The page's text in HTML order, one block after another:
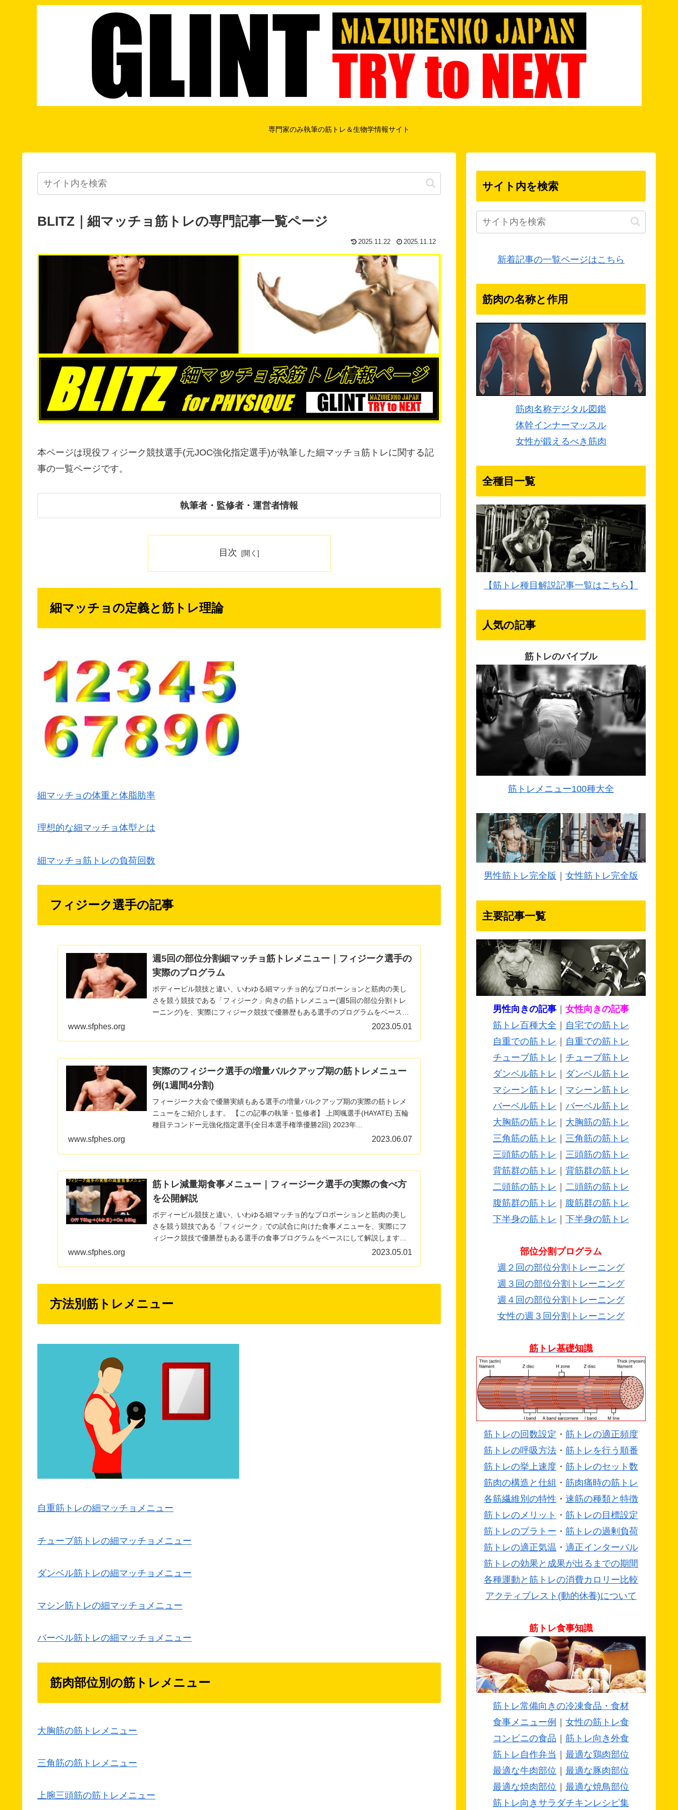
専門家のみ執筆の筋トレ＆生物学情報サイト
BLITZ｜細マッチョ筋トレの専門記事一覧ページ
2025.11.22 2025.11.12
本ページは現役フィジーク競技選手(元JOC強化指定選手)が執筆した細マッチョ筋トレに関する記
事の一覧ページです。
執筆者・監修者・運営者情報
目次
細マッチョの定義と筋トレ理論
細マッチョの体重と体脂肪率
理想的な細マッチョ体型とは
細マッチョ筋トレの負荷回数
フィジーク選手の記事
週5回の部位分割細マッチョ筋トレメニュー｜フィジーク選手の
実際のプログラム
ボディービル競技と違い、いわゆる細マッチョ的なプロポーションと筋肉の美し
さを競う競技である「フィジーク」向きの筋トレメニュー(週5回の部位分割トレ
ーニング)を、実際にフィジーク競技で優勝歴もある選手のプログラムをベースに
www.sfphes.org 2023.05.01
実際のフィジーク選手の増量バルクアップ期の筋トレメニュー
例(1週間4分割)
フィージーク大会で優勝実績もある選手の増量バルクアップ期の実際の筋トレメ
ニューをご紹介します。 【この記事の執筆・監修者】 上岡颯選手(HAYATE) 五輪
種目テコンドー元強化指定選手(全日本選手権準優勝2回) 2023年...
www.sfphes.org 2023.06.07
筋トレ減量期食事メニュー｜フィージーク選手の実際の食べ方
を公開解説
ボディービル競技と違い、いわゆる細マッチョ的なプロポーションと筋肉の美し
さを競う競技である「フィジーク」での試合に向けた食事メニューを、実際にフ
ィジーク競技で優勝歴もある選手の食事プログラムをベースにして解説します。
www.sfphes.org 2023.05.01
方法別筋トレメニュー
自重筋トレの細マッチョメニュー
チューブ筋トレの細マッチョメニュー
ダンベル筋トレの細マッチョメニュー
マシン筋トレの細マッチョメニュー
バーベル筋トレの細マッチョメニュー
筋肉部位別の筋トレメニュー
大胸筋の筋トレメニュー
三角筋の筋トレメニュー
上腕三頭筋の筋トレメニュー
サイト内を検索
新着記事の一覧ページはこちら
筋肉の名称と作用
筋肉名称デジタル図鑑
体幹インナーマッスル
女性が鍛えるべき筋肉
全種目一覧
【筋トレ種目解説記事一覧はこちら】
人気の記事
筋トレのバイブル
筋トレメニュー100種大全
男性筋トレ完全版 女性筋トレ完全版
主要記事一覧
男性向きの記事 ｜ 女性向きの記事
筋トレ百種大全 ｜ 自宅での筋トレ
自重での筋トレ ｜ 自重での筋トレ
チューブ筋トレ ｜ チューブ筋トレ
ダンベル筋トレ ｜ ダンベル筋トレ
マシーン筋トレ ｜ マシーン筋トレ
バーベル筋トレ ｜ バーベル筋トレ
大胸筋の筋トレ ｜ 大胸筋の筋トレ
三角筋の筋トレ ｜ 三角筋の筋トレ
三頭筋の筋トレ ｜ 三頭筋の筋トレ
背筋群の筋トレ ｜ 背筋群の筋トレ
二頭筋の筋トレ ｜ 二頭筋の筋トレ
腹筋群の筋トレ ｜ 腹筋群の筋トレ
下半身の筋トレ ｜ 下半身の筋トレ
部位分割プログラム
週２回の部位分割トレーニング
週３回の部位分割トレーニング
週４回の部位分割トレーニング
女性の週３回分割トレーニング
筋トレ基礎知識
筋トレの回数設定 ・ 筋トレの適正頻度
筋トレの呼吸方法 ・ 筋トレを行う順番
筋トレの挙上速度 ・ 筋トレのセット数
筋肉の構造と仕組 ・ 筋肉痛時の筋トレ
各筋繊維別の特性 ・ 速筋の種類と特徴
筋トレのメリット ・ 筋トレの目標設定
筋トレのプラトー ・ 筋トレの過剰負荷
筋トレの適正気温 ・ 適正インターバル
筋トレの効果と成果が出るまでの期間
各種運動と筋トレの消費カロリー比較
アクティブレスト(動的休養)について
筋トレ食事知識
筋トレ常備向きの冷凍食品・食材
食事メニュー例
女性の筋トレ食
コンビニの食品
筋トレ向き外食
筋トレ自作弁当
最適な鶏肉部位
最適な牛肉部位
最適な豚肉部位
最適な焼肉部位
最適な焼鳥部位
筋トレ向きサラダチキンレシピ集